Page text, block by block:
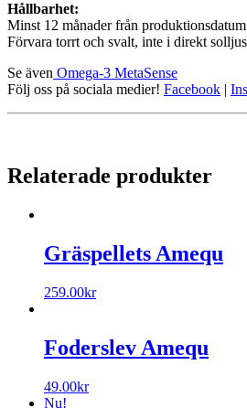
Hållbarhet:
Minst 12 månader från
Förvara torrt och svalt, inte i direkt
Se även Omega-3 MetaSense
Följ oss på sociala medier! Facebook
Relaterade produkter
Gräspellets Amequ
259.00kr
Foderslev Amequ
49.00kr
Nu!